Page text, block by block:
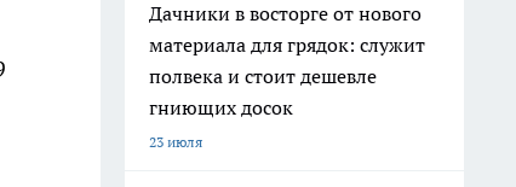
Дачники в восторге от нового
материала для грядок: служит
полвека и стоит дешевле
гниющих досок
23 июля